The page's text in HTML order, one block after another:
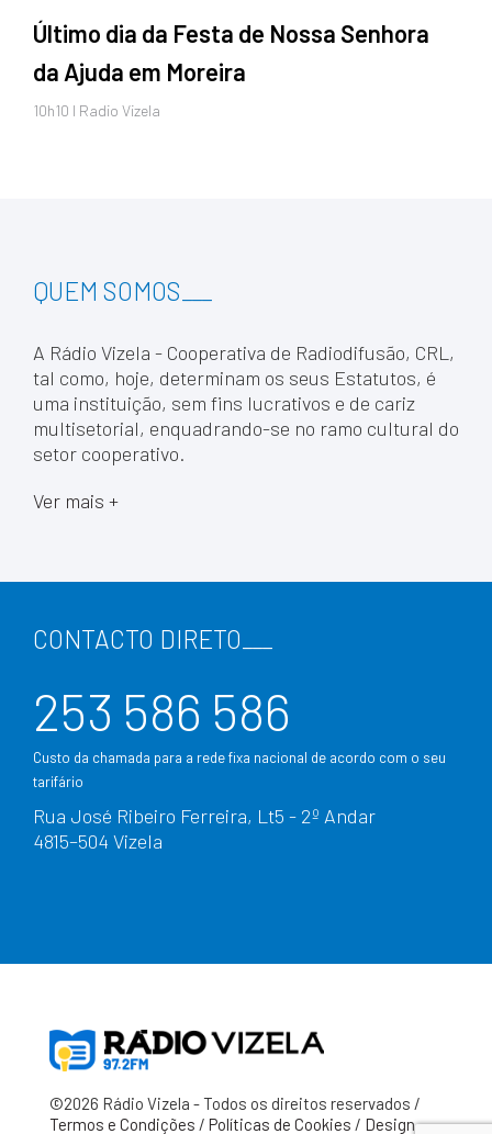
Último dia da Festa de Nossa Senhora
da Ajuda em Moreira
10h10 I Radio Vizela
QUEM SOMOS
A Rádio Vizela - Cooperativa de Radiodifusão, CRL,
tal como, hoje, determinam os seus Estatutos, é
uma instituição, sem fins lucrativos e de cariz
multisetorial, enquadrando-se no ramo cultural do
setor cooperativo.
Ver mais +
CONTACTO DIRETO
253 586 586
Custo da chamada para a rede fixa nacional de acordo com o seu
tarifário
Rua José Ribeiro Ferreira, Lt5 - 2º Andar
4815–504 Vizela
©2026 Rádio Vizela - Todos os direitos reservados /
Termos e Condições / Políticas de Cookies / Design